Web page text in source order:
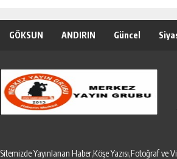
GÖKSUN ANDIRIN Güncel
Sitemizde Yayınlanan Haber,Köşe Yazısı,Fotoğraf